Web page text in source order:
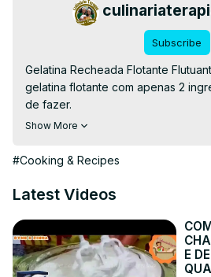
Subscribe
Gelatina Recheada Flotante
gelatina flotante com apenas 2
de fazer.
👉RECEITA ESCRITA👉
flutuante/
Show More
#Cooking & Recipes
Latest Videos
E